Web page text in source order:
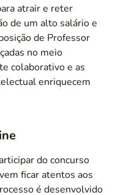
atrair e reter
de um alto salário e
de Professor
no meio
colaborativo e as
enriquecem
do concurso
ficar atentos aos
é desenvolvido